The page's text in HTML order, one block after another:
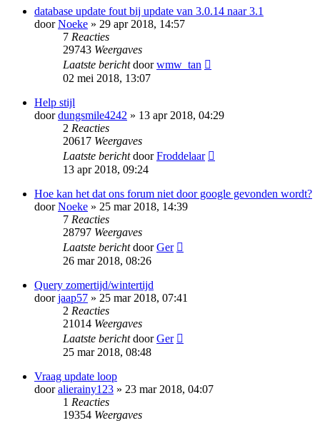
database update fout bij update van 3.0.14 naar 3.1
doorNoeke » 29 apr 2018, 14:57
7 Reacties
29743 Weergaves
Laatste berichtdoorwmw_tan
02 mei 2018, 13:07
Help stijl
doordungsmile4242 » 13 apr 2018, 04:29
2 Reacties
20617 Weergaves
Laatste berichtdoorFroddelaar
13 apr 2018, 09:24
Hoe kan het dat ons forum niet door google gevonden wordt?
doorNoeke » 25 mar 2018, 14:39
7 Reacties
28797 Weergaves
Laatste berichtdoorGer
26 mar 2018, 08:26
Query zomertijd/wintertijd
doorjaap57 » 25 mar 2018, 07:41
2 Reacties
21014 Weergaves
Laatste berichtdoorGer
25 mar 2018, 08:48
Vraag update loop
dooralierainy123 » 23 mar 2018, 04:07
1 Reacties
19354 Weergaves